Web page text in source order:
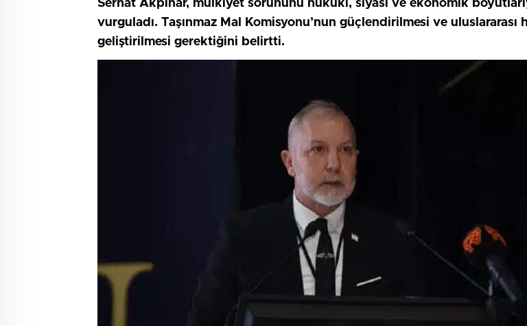
Serhat Akpınar, mülkiyet sorununu hukuki, siyasi ve ekonomik
vurguladı. Taşınmaz Mal Komisyonu’nun güçlendirilmesi ve
geliştirilmesi gerektiğini belirtti.